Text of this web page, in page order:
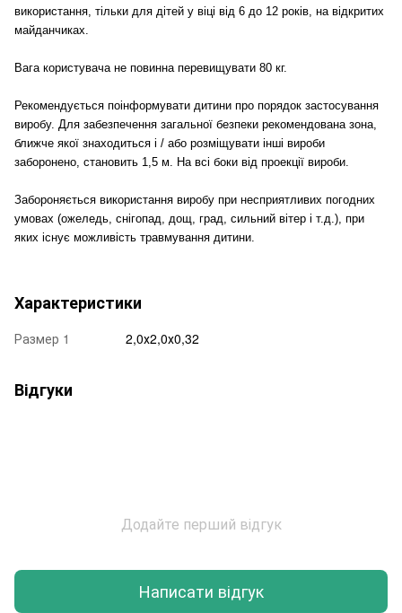
використання, тільки для дітей у віці від 6 до 12 років, на відкритих
майданчиках.
Вага користувача не повинна перевищувати 80 кг.
Рекомендується поінформувати дитини про порядок застосування
виробу. Для забезпечення загальної безпеки рекомендована зона,
ближче якої знаходиться і / або розміщувати інші вироби
заборонено, становить 1,5 м. На всі боки від проекції вироби.
Забороняється використання виробу при несприятливих погодних
умовах (ожеледь, снігопад, дощ, град, сильний вітер і т.д.), при
яких існує можливість травмування дитини.
Характеристики
Размер 1 2,0х2,0х0,32
Відгуки
Додайте перший відгук
Написати відгук